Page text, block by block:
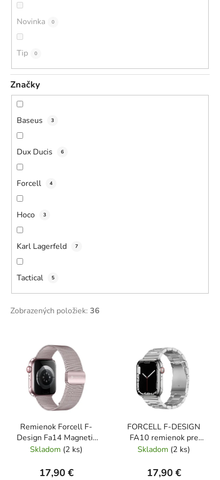
Novinka 0
Tip 0
Značky
Baseus 3
Dux Ducis 6
Forcell 4
Hoco 3
Karl Lagerfeld 7
Tactical 5
Zobrazených položiek: 36
Remienok Forcell F-
Design Fa14 Magnetic
Stainless Steel Strap
38/40/41mm Pink
Skladom (2 ks)
17,90 €
FORCELL F-DESIGN
FA10 remienok pre
Apple Watch
strieborný
Skladom (2 ks)
17,90 €